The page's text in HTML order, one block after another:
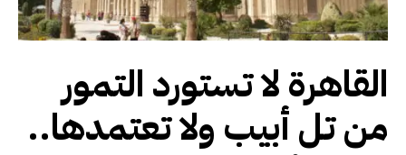
القاهرة لا تستورد التمور
من تل أبيب ولا تعتمدها..